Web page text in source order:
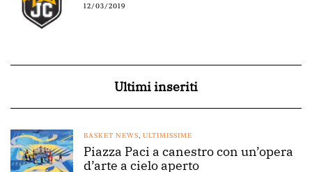
12/03/2019
Ultimi inseriti
BASKET NEWS ULTIMISSIME
Piazza Paci a canestro con un’opera
d’arte a cielo aperto